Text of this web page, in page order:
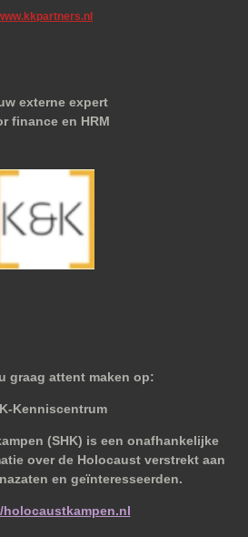
externe expert
finance en HRM
graag attent maken op:
Kenniscentrum
(SHK) is een onafhankelijke
over de Holocaust verstrekt aan
en geïnteresseerden.